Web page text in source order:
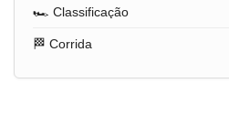
🏎️ Classificação
🏁 Corrida